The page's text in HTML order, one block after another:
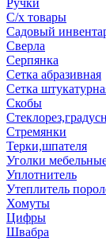
Ручки
С/х товары
Садовый
Сверла
Серпянка
Сетка абразивная
Сетка
Скобы
Стремянки
Терки,шпателя
Уголки
Уплотнитель
Утеплитель
Хомуты
Цифры
Швабра